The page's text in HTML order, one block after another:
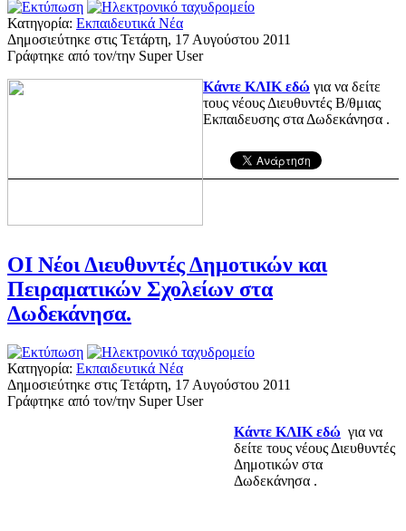
Κατηγορία: Εκπαιδευτικά Νέα
Δημοσιεύτηκε στις Τετάρτη, 17 Αυγούστου 2011
Γράφτηκε από τον/την Super User
Κάντε ΚΛΙΚ εδώ για να δείτε
τους νέους Διευθυντές Β/θμιας
Εκπαιδευσης στα Δωδεκάνησα .
ΟΙ Νέοι Διευθυντές Δημοτικών και
Πειραματικών Σχολείων στα
Δωδεκάνησα.
Κατηγορία: Εκπαιδευτικά Νέα
Δημοσιεύτηκε στις Τετάρτη, 17 Αυγούστου 2011
Γράφτηκε από τον/την Super User
Κάντε ΚΛΙΚ εδώ για να
δείτε τους νέους Διευθυντές
Δημοτικών στα
Δωδεκάνησα .